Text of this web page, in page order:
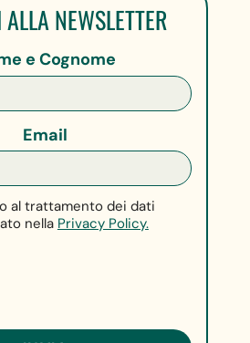
NEWSLETTER
e Cognome
Email
al trattamento dei dati
nella Privacy Policy.